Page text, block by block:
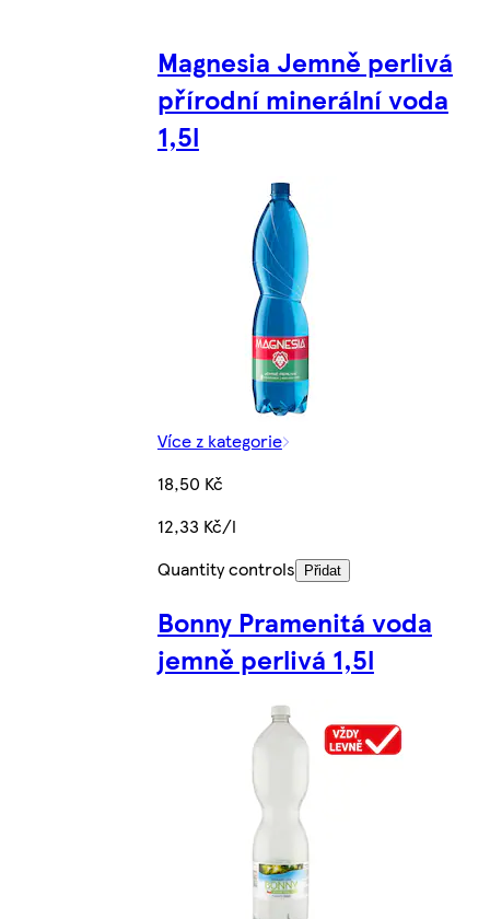
Magnesia Jemně perlivá
přírodní minerální voda
1,5l
Více z kategorie
18,50 Kč
12,33 Kč/l
Quantity controls
Přidat
Bonny Pramenitá voda
jemně perlivá 1,5l